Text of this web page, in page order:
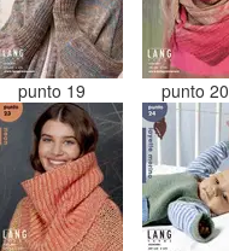
punto 19 punto 20